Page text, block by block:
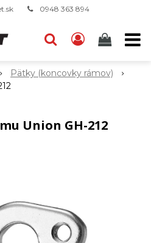
0948 363 894
Pätky (koncovky rámov)
Union GH-212